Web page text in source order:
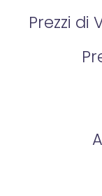
Prezzi di